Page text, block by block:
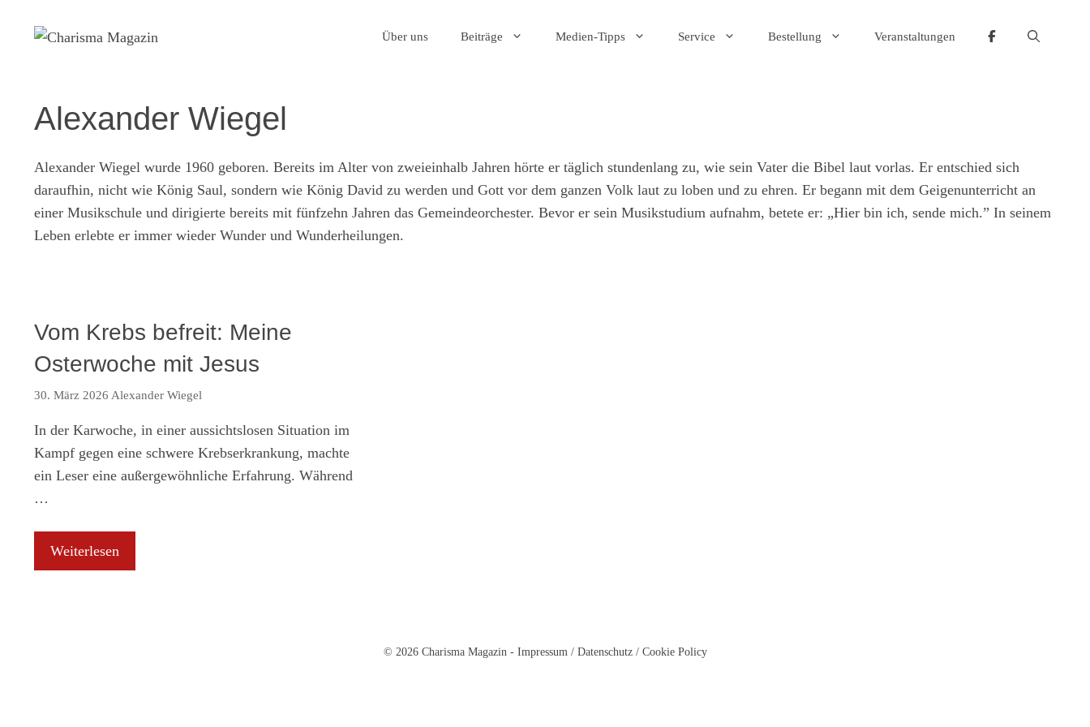
Über uns Beiträge Medien-Tipps Service Bestellung Veranstaltungen
Alexander Wiegel
Alexander Wiegel wurde 1960 geboren. Bereits im Alter von zweieinhalb Jahren hörte er täglich stundenlang zu, wie sein Vater die Bibel laut vorlas. Er entschied sich
daraufhin, nicht wie König Saul, sondern wie König David zu werden und Gott vor dem ganzen Volk laut zu loben und zu ehren. Er begann mit dem Geigenunterricht an
einer Musikschule und dirigierte bereits mit fünfzehn Jahren das Gemeindeorchester. Bevor er sein Musikstudium aufnahm, betete er: „Hier bin ich, sende mich.” In seinem
Leben erlebte er immer wieder Wunder und Wunderheilungen.
Vom Krebs befreit: Meine
Osterwoche mit Jesus
30. März 2026 Alexander Wiegel
In der Karwoche, in einer aussichtslosen Situation im
Kampf gegen eine schwere Krebserkrankung, machte
ein Leser eine außergewöhnliche Erfahrung. Während
…
Weiterlesen
© 2026 Charisma Magazin - Impressum / Datenschutz/ Cookie Policy